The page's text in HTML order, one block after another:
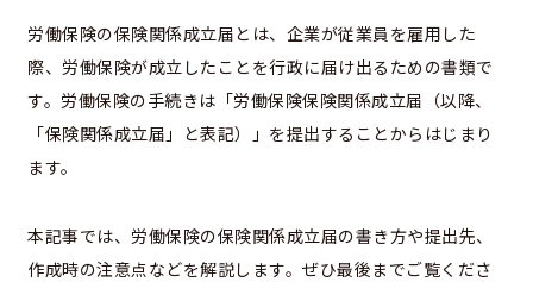
労働保険の保険関係成立届とは、企業が従業員を雇用した
際、労働保険が成立したことを行政に届け出るための書類で
す。労働保険の手続きは「労働保険保険関係成立届（以降、
「保険関係成立届」と表記）」を提出することからはじまり
ます。
本記事では、労働保険の保険関係成立届の書き方や提出先、
作成時の注意点などを解説します。ぜひ最後までご覧くださ